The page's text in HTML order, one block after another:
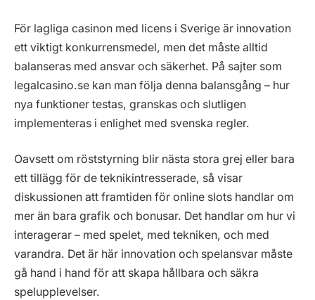
För lagliga casinon med licens i Sverige är innovation
ett viktigt konkurrensmedel, men det måste alltid
balanseras med ansvar och säkerhet. På sajter som
legalcasino.se kan man följa denna balansgång – hur
nya funktioner testas, granskas och slutligen
implementeras i enlighet med svenska regler.
Oavsett om röststyrning blir nästa stora grej eller bara
ett tillägg för de teknikintresserade, så visar
diskussionen att framtiden för online slots handlar om
mer än bara grafik och bonusar. Det handlar om hur vi
interagerar – med spelet, med tekniken, och med
varandra. Det är här innovation och spelansvar måste
gå hand i hand för att skapa hållbara och säkra
spelupplevelser.